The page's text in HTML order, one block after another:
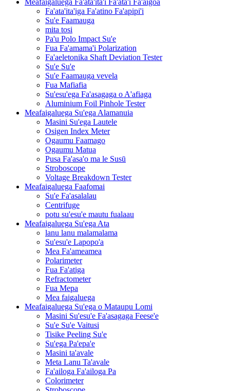
Fa'ata'ita'iga Fa'atino Fa'apipi'i
Su'e Faamauga
mita tosi
Pa'u Polo Impact Su'e
Fua Fa'amama'i Polarization
Fa'aeletonika Shaft Deviation Tester
Su'e Su'e
Su'e Faamauga vevela
Fua Mafiafia
Su'esu'ega Fa'asagaga o A'afiaga
Aluminium Foil Pinhole Tester
Meafaigaluega Su'ega Alamanuia
Masini Su'ega Lautele
Osigen Index Meter
Ogaumu Faamago
Ogaumu Matua
Pusa Fa'asa'o ma le Susū
Stroboscope
Voltage Breakdown Tester
Meafaigaluega Faafomai
Su'e Fa'asalalau
Centrifuge
potu su'esu'e mautu fualaau
Meafaigaluega Su'ega Ata
lanu lanu malamalama
Su'esu'e Lapopo'a
Mea Fa'ameamea
Polarimeter
Fua Fa'atiga
Refractometer
Fua Mepa
Mea faigaluega
Meafaigaluega Su'ega o Mataupu Lomi
Masini Su'esu'e Fa'asagaga Feese'e
Su'e Su'e Vaitusi
Tisike Peeling Su'e
Su'ega Pa'epa'e
Masini ta'avale
Meta Lanu Ta'avale
Fa'ailoga Fa'ailoga Pa
Colorimeter